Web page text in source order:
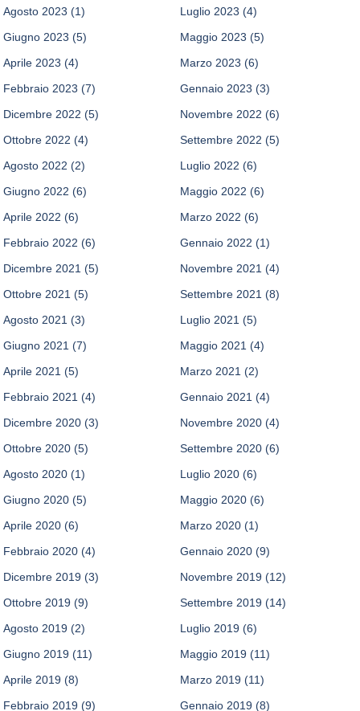
Agosto 2023 (1) Luglio 2023 (4)
Giugno 2023 (5) Maggio 2023 (5)
Aprile 2023 (4) Marzo 2023 (6)
Febbraio 2023 (7) Gennaio 2023 (3)
Dicembre 2022 (5) Novembre 2022 (6)
Ottobre 2022 (4) Settembre 2022 (5)
Agosto 2022 (2) Luglio 2022 (6)
Giugno 2022 (6) Maggio 2022 (6)
Aprile 2022 (6) Marzo 2022 (6)
Febbraio 2022 (6) Gennaio 2022 (1)
Dicembre 2021 (5) Novembre 2021 (4)
Ottobre 2021 (5) Settembre 2021 (8)
Agosto 2021 (3) Luglio 2021 (5)
Giugno 2021 (7) Maggio 2021 (4)
Aprile 2021 (5) Marzo 2021 (2)
Febbraio 2021 (4) Gennaio 2021 (4)
Dicembre 2020 (3) Novembre 2020 (4)
Ottobre 2020 (5) Settembre 2020 (6)
Agosto 2020 (1) Luglio 2020 (6)
Giugno 2020 (5) Maggio 2020 (6)
Aprile 2020 (6) Marzo 2020 (1)
Febbraio 2020 (4) Gennaio 2020 (9)
Dicembre 2019 (3) Novembre 2019 (12)
Ottobre 2019 (9) Settembre 2019 (14)
Agosto 2019 (2) Luglio 2019 (6)
Giugno 2019 (11) Maggio 2019 (11)
Aprile 2019 (8) Marzo 2019 (11)
Febbraio 2019 (9) Gennaio 2019 (8)